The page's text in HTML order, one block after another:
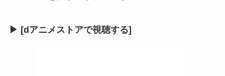
▶ [dアニメストアで視聴する]